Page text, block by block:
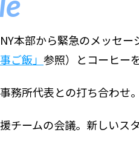
本部から緊急のメッセ
ご飯」 参照）とコーヒー
務所代表との打ち合わせ
チームの会議。新しいス